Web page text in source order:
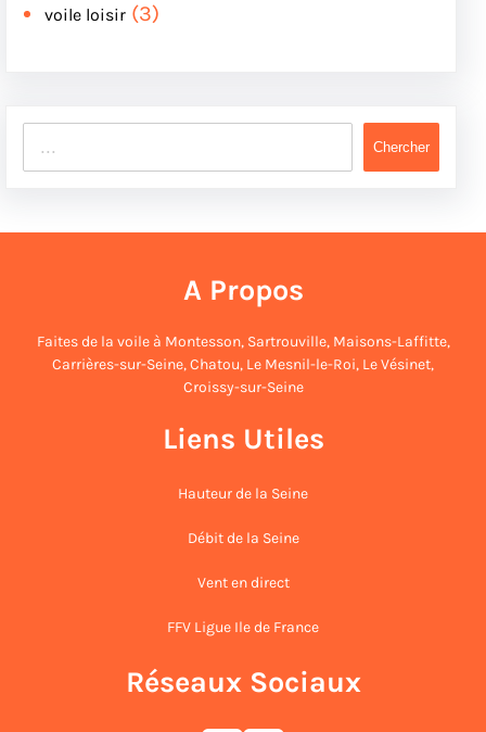
voile loisir (3)
e
r
Chercher
A Propos
Faites de la voile à Montesson, Sartrouville, Maisons-Laffitte,
Carrières-sur-Seine,Chatou, Le Mesnil-le-Roi, Le Vésinet,
Croissy-sur-Seine
Liens Utiles
Hauteur de la Seine
Débit de la Seine
Vent en direct
FFV Ligue Ile de France
Réseaux Sociaux